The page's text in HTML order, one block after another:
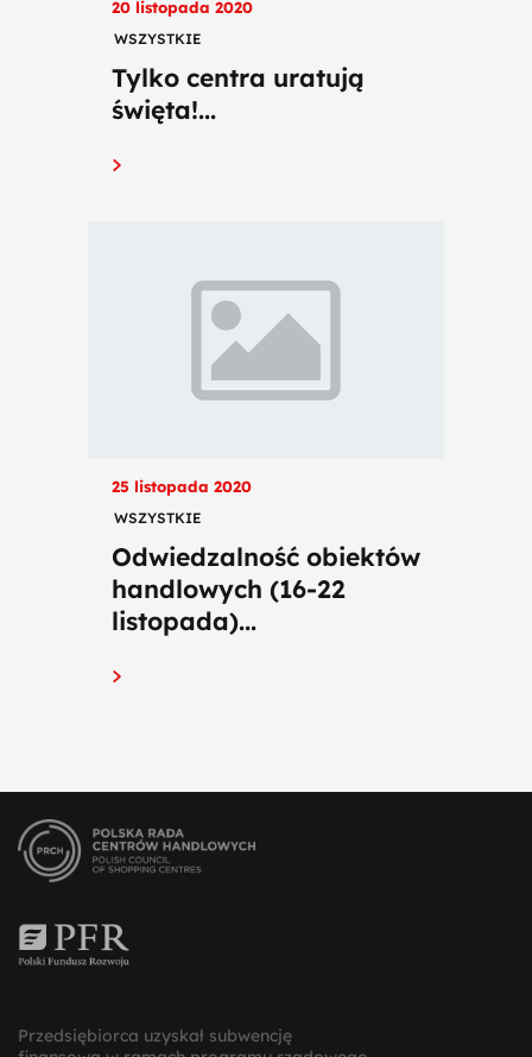
20 listopada 2020
WSZYSTKIE
Tylko centra uratują
święta!...
25 listopada 2020
WSZYSTKIE
Odwiedzalność obiektów
handlowych (16-22
listopada)...
Przedsiębiorca uzyskał subwencję